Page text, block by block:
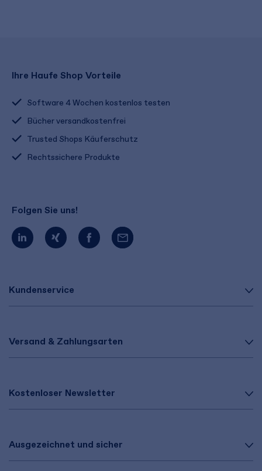
Kundenservice
Versand & Zahlungsarten
Kostenloser Newsletter
Ausgezeichnet und sicher
Ihre Haufe Shop Vorteile
Software 4 Wochen kostenlos testen
Bücher versandkostenfrei
Trusted Shops Käuferschutz
Rechtssichere Produkte
Folgen Sie uns!